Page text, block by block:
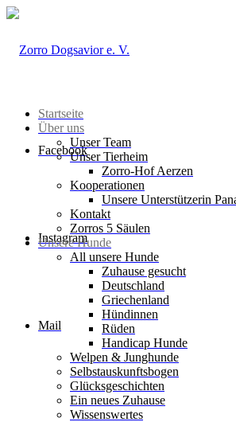
Facebook
Instagram
Mail
Startseite
Über uns
Unser Team
Unser Tierheim
Zorro-Hof Aerzen
Kooperationen
Unsere Unterstützerin
Kontakt
Zorros 5 Säulen
Unsere Hunde
All unsere Hunde
Zuhause gesucht
Deutschland
Griechenland
Hündinnen
Rüden
Handicap Hunde
Welpen & Junghunde
Selbstauskunftsbogen
Glücksgeschichten
Ein neues Zuhause
Wissenswertes